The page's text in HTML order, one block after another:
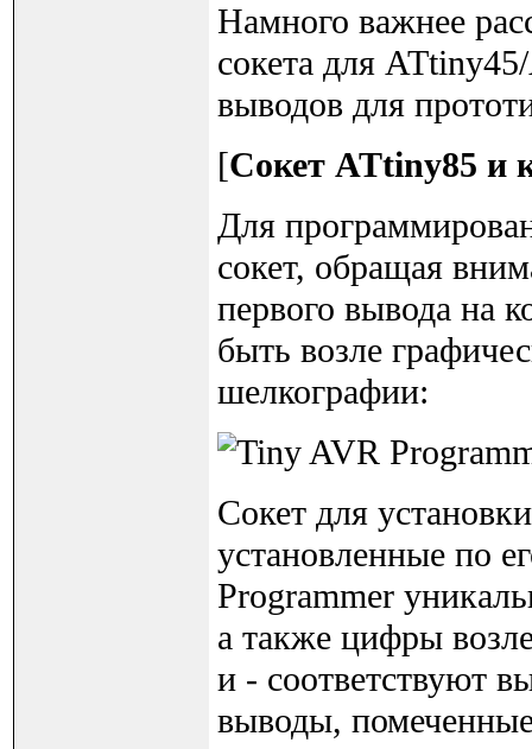
Намного важнее
сокета для
выводов для
[Сокет ATtiny85 и
Для
сокет, обращая
первого вывода на
быть возле
шелкографии:
Сокет для
установленные по
Programmer
а также цифры
и - соответствуют
выводы,